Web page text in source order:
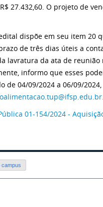
27.432,60. O projeto de
dispõe em seu item 20
de três dias úteis a
lavratura da ata de reunião
informo que esses
de 04/09/2024 a 06/09/
.
01-154/2024 -
campus